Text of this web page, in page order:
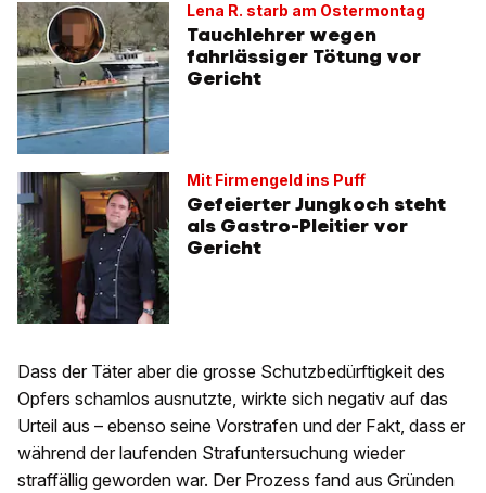
Lena R. starb am Ostermontag
Tauchlehrer wegen
fahrlässiger Tötung vor
Gericht
Mit Firmengeld ins Puff
Gefeierter Jungkoch steht
als Gastro-Pleitier vor
Gericht
Dass der Täter aber die grosse Schutzbedürftigkeit des
Opfers schamlos ausnutzte, wirkte sich negativ auf das
Urteil aus – ebenso seine Vorstrafen und der Fakt, dass er
während der laufenden Strafuntersuchung wieder
straffällig geworden war. Der Prozess fand aus Gründen